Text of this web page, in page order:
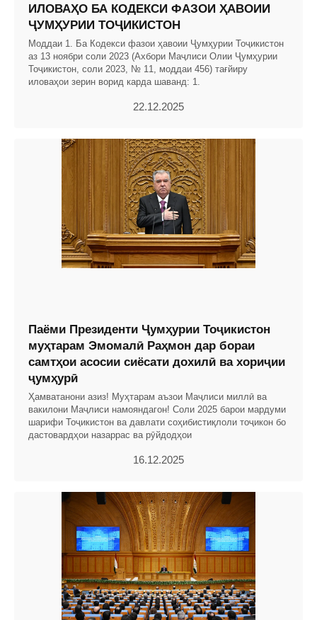
ИЛОВАҲО БА КОДЕКСИ ФАЗОИ ҲАВОИИ
ҶУМҲУРИИ ТОҶИКИСТОН
Моддаи 1. Ба Кодекси фазои ҳавоии Ҷумҳурии Тоҷикистон
аз 13 ноябри соли 2023 (Ахбори Маҷлиси Олии Ҷумҳурии
Тоҷикистон, соли 2023, № 11, моддаи 456) тағйиру
иловаҳои зерин ворид карда шаванд: 1.
22.12.2025
Паёми Президенти Ҷумҳурии Тоҷикистон
муҳтарам Эмомалӣ Раҳмон дар бораи
самтҳои асосии сиёсати дохилӣ ва хориҷии
ҷумҳурӣ
Ҳамватанони азиз! Муҳтарам аъзои Маҷлиси миллӣ ва
вакилони Маҷлиси намояндагон! Соли 2025 барои мардуми
шарифи Тоҷикистон ва давлати соҳибистиқлоли тоҷикон бо
дастовардҳои назаррас ва рӯйдодҳои
16.12.2025